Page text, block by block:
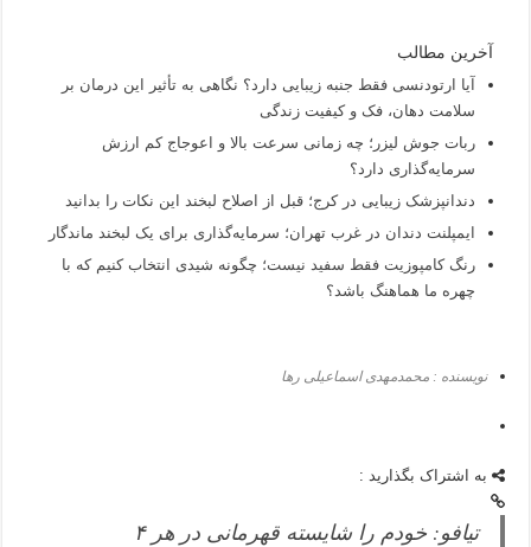
آخرین مطالب
آیا ارتودنسی فقط جنبه زیبایی دارد؟ نگاهی به تأثیر این درمان بر
سلامت دهان، فک و کیفیت زندگی
ربات جوش لیزر؛ چه زمانی سرعت بالا و اعوجاج کم ارزش
سرمایه‌گذاری دارد؟
دندانپزشک زیبایی در کرج؛ قبل از اصلاح لبخند این نکات را بدانید
ایمپلنت دندان در غرب تهران؛ سرمایه‌گذاری برای یک لبخند ماندگار
رنگ کامپوزیت فقط سفید نیست؛ چگونه شیدی انتخاب کنیم که با
چهره ما هماهنگ باشد؟
نویسنده : محمدمهدی اسماعیلی رها
به اشتراک بگذارید :
تیافو: خودم را شایسته قهرمانی در هر ۴